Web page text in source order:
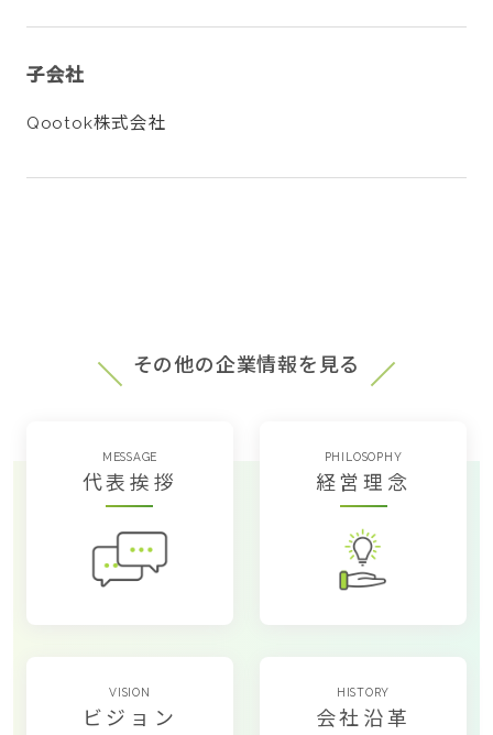
子会社
Qootok株式会社
その他の企業情報を見る
MESSAGE
代表挨拶
PHILOSOPHY
経営理念
VISION
ビジョン
HISTORY
会社沿革